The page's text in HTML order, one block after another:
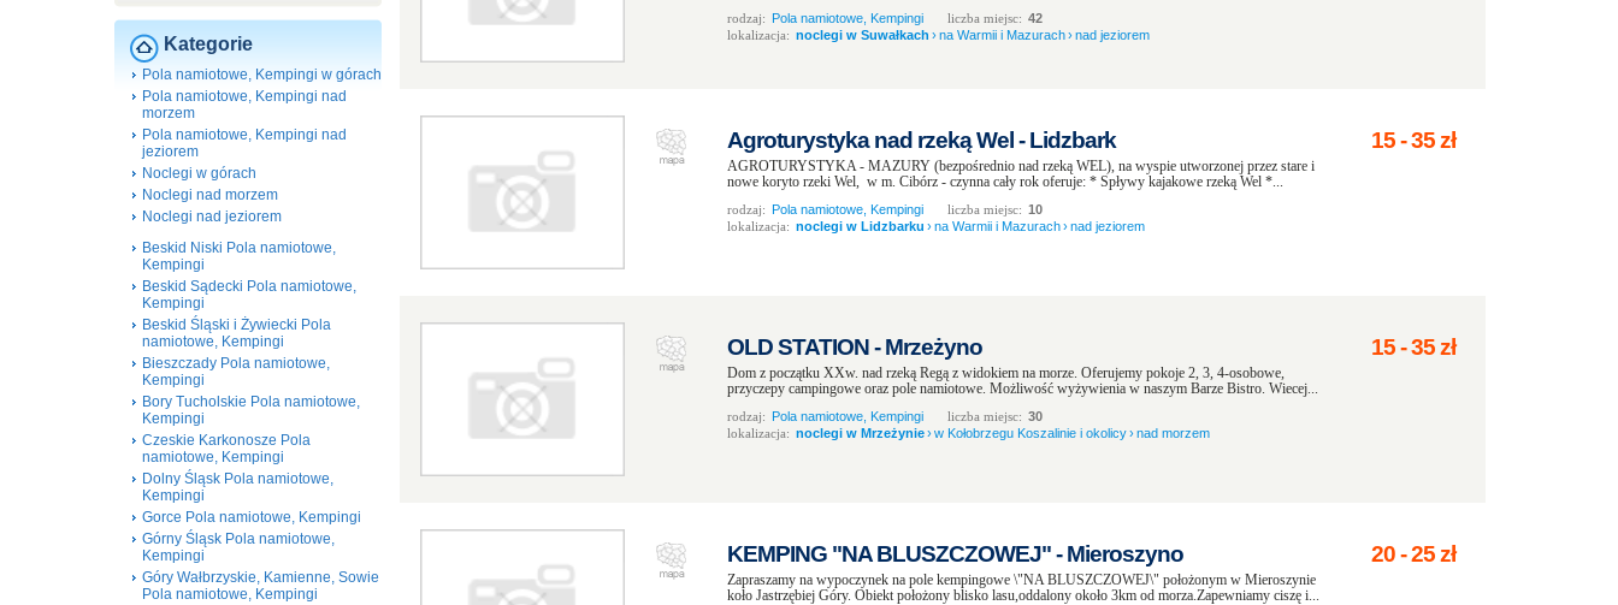
Kategorie
Pola namiotowe, Kempingi w górach
Pola namiotowe, Kempingi nad
morzem
Pola namiotowe, Kempingi nad
jeziorem
Noclegi w górach
Noclegi nad morzem
Noclegi nad jeziorem
Beskid Niski Pola namiotowe,
Kempingi
Beskid Sądecki Pola namiotowe,
Kempingi
Beskid Śląski i Żywiecki Pola
namiotowe, Kempingi
Bieszczady Pola namiotowe,
Kempingi
Bory Tucholskie Pola namiotowe,
Kempingi
Czeskie Karkonosze Pola
namiotowe, Kempingi
Dolny Śląsk Pola namiotowe,
Kempingi
Gorce Pola namiotowe, Kempingi
Górny Śląsk Pola namiotowe,
Kempingi
Góry Wałbrzyskie, Kamienne, Sowie
Pola namiotowe, Kempingi
rodzaj: Pola namiotowe, Kempingi liczba miejsc: 42
lokalizacja: noclegi w Suwałkach ›na Warmii i Mazurach›nad jeziorem
Agroturystyka nad rzeką Wel - Lidzbark
AGROTURYSTYKA - MAZURY (bezpośrednio nad rzeką WEL), na wyspie utworzonej przez stare i
nowe koryto rzeki Wel, w m. Cibórz - czynna cały rok oferuje: * Spływy kajakowe rzeką Wel *...
rodzaj: Pola namiotowe, Kempingi liczba miejsc: 10
lokalizacja: noclegi w Lidzbarku ›na Warmii i Mazurach›nad jeziorem
15-35zł
OLD STATION - Mrzeżyno
Dom z początku XXw. nad rzeką Regą z widokiem na morze. Oferujemy pokoje 2, 3, 4-osobowe,
przyczepy campingowe oraz pole namiotowe. Możliwość wyżywienia w naszym Barze Bistro. Wiecej...
rodzaj: Pola namiotowe, Kempingi liczba miejsc: 30
lokalizacja: noclegi w Mrzeżynie›w Kołobrzegu Koszalinie i okolicy›nad morzem
15-35zł
KEMPING "NA BLUSZCZOWEJ" - Mieroszyno
Zapraszamy na wypoczynek na pole kempingowe \"NA BLUSZCZOWEJ\" położonym w Mieroszynie
koło Jastrzębiej Góry. Obiekt położony blisko lasu,oddalony około 3km od morza.Zapewniamy ciszę i...
20-25zł